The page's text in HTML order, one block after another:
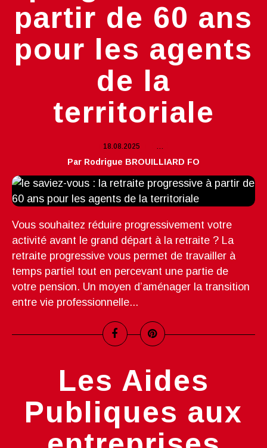
partir de 60 ans
pour les agents
de la
territoriale
18.08.2025 …
Par Rodrigue BROUILLIARD FO
Vous souhaitez réduire progressivement votre
activité avant le grand départ à la retraite ? La
retraite progressive vous permet de travailler à
temps partiel tout en percevant une partie de
votre pension. Un moyen d’aménager la transition
entre vie professionnelle...
Les Aides
Publiques aux